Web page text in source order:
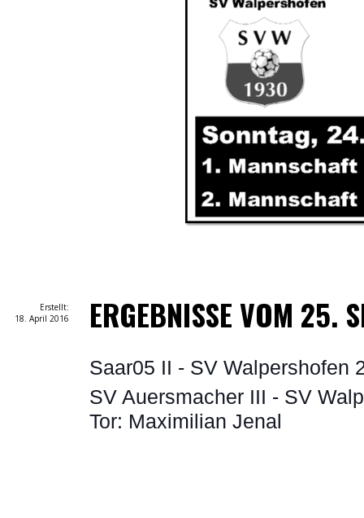
Erstellt:
18. April 2016
ERGEBNISSE VOM 25.
Saar05 II - SV Walpershofen
SV Auersmacher III - SV
Tor: Maximilian Jenal